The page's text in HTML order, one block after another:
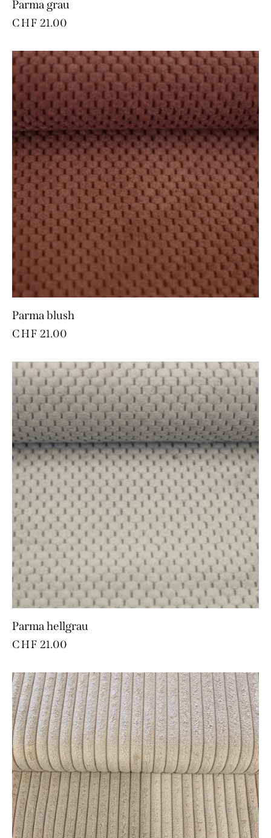
Parma grau
CHF 21.00
Parma blush
CHF 21.00
Parma hellgrau
CHF 21.00